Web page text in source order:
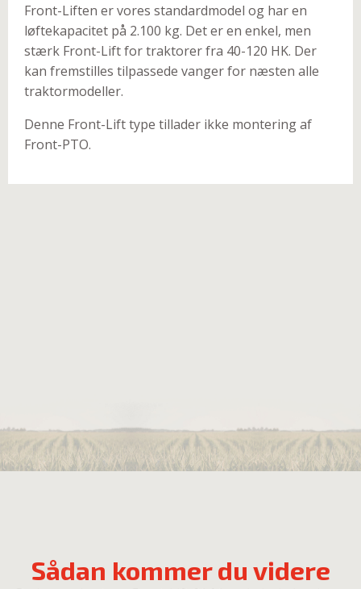
Front-Liften er vores standardmodel og har en
løftekapacitet på 2.100 kg. Det er en enkel, men
stærk Front-Lift for traktorer fra 40-120 HK. Der
kan fremstilles tilpassede vanger for næsten alle
traktormodeller.
Denne Front-Lift type tillader ikke montering af
Front-PTO.
Sådan kommer du videre